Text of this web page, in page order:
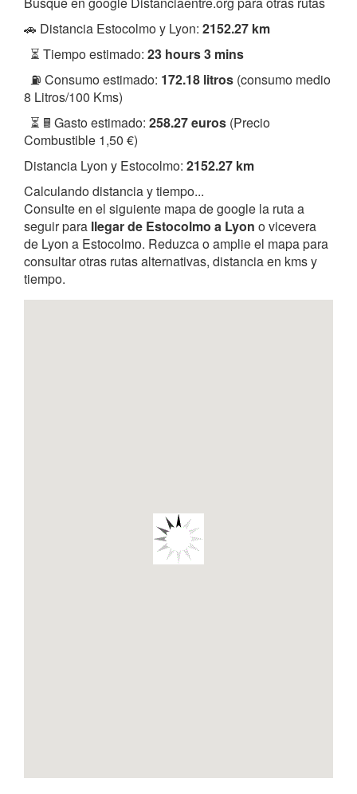
🚗 Distancia Estocolmo y Lyon: 2152.27 km
⏳ Tiempo estimado: 23 hours 3 mins
⛽ Consumo estimado: 172.18 litros (consumo medio
8 Litros/100 Kms)
⏳ 🖩 Gasto estimado: 258.27 euros (Precio
Combustible 1,50 €)
Distancia Lyon y Estocolmo: 2152.27 km
Calculando distancia y tiempo...
Consulte en el siguiente mapa de google la ruta a
seguir para llegar de Estocolmo a Lyon o vicevera
de Lyon a Estocolmo. Reduzca o amplie el mapa para
consultar otras rutas alternativas, distancia en kms y
tiempo.